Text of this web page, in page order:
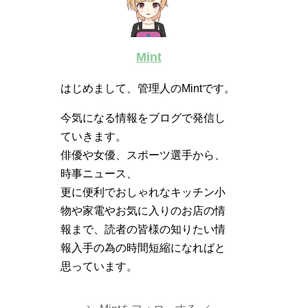
Mint
はじめまして、管理人のMintです。
今気になる情報をブログで発信し
ていきます。
俳優や女優、スポーツ選手から、
時事ニュース、
更に便利でおしゃれなキッチン小
物や家電やお気に入りのお店の情
報まで、読者の皆様の知りたい情
報入手の為の時間短縮になればと
思っています。